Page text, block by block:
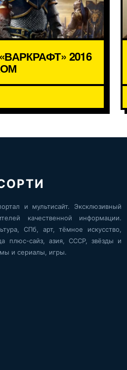
2016
и мультисайт. Эксклюзивный
качественной информации.
СПб, арт, тёмное искусство,
плюс-сайз, азия, СССР, звёзды и
и сериалы, игры.